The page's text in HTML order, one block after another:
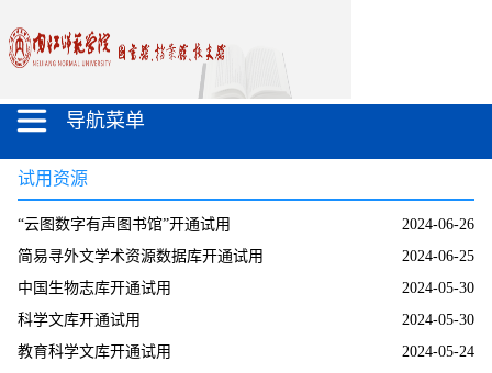
导航菜单
试用资源
2024-06-26
“云图数字有声图书馆”开通试用
2024-06-25
简易寻外文学术资源数据库开通试用
2024-05-30
中国生物志库开通试用
2024-05-30
科学文库开通试用
2024-05-24
教育科学文库开通试用